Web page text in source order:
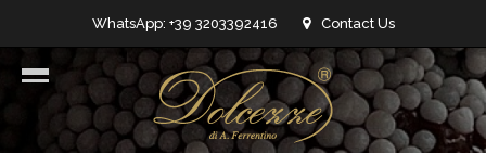
WhatsApp: +39 3203392416 Contact Us
info@dolcezzedicioccolato.it